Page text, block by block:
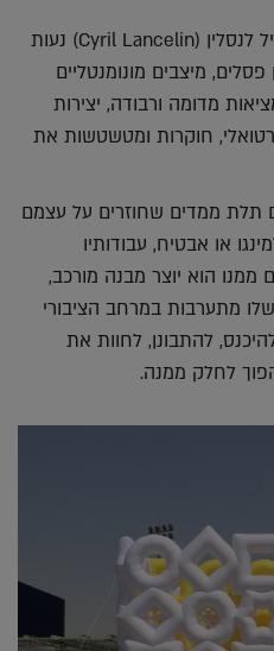
עבודותיו של האמן הצרפתי סיריל לנסלין (Cyril Lancelin) נעות
מיצבים מונומנטליים
מדומה ורבודה, יצירות
חוקרות ומטשטשות את
תלת ממדים שחוזרים על עצמם
או אבטיח, עבודותיו
ממנו הוא יוצר מבנה מורכב,
מתערבות במרחב הציבורי
להתבונן, לחוות את
לחלק ממנה.